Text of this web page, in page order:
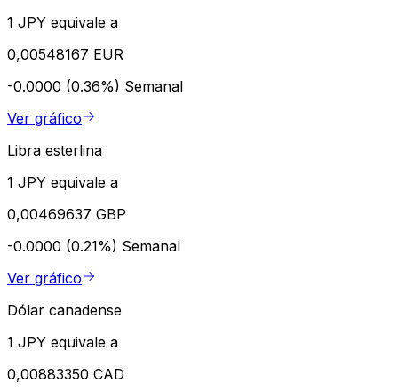
1 JPY equivale a
0,00548167 EUR
-0.0000 (0.36%) Semanal
Ver gráfico
Libra esterlina
1 JPY equivale a
0,00469637 GBP
-0.0000 (0.21%) Semanal
Ver gráfico
Dólar canadense
1 JPY equivale a
0,00883350 CAD